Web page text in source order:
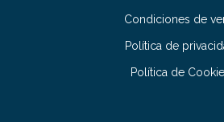
Condiciones de
Política de
Política de